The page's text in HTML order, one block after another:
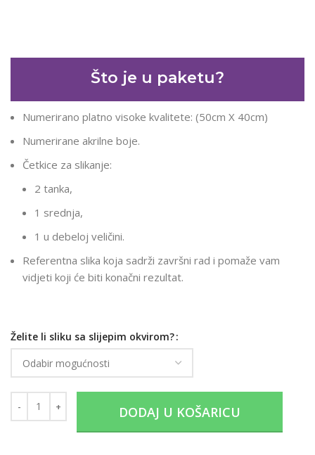
Što je u paketu?
Numerirano platno visoke kvalitete: (50cm X 40cm)
Numerirane akrilne boje.
Četkice za slikanje:
2 tanka,
1 srednja,
1 u debeloj veličini.
Referentna slika koja sadrži završni rad i pomaže vam
vidjeti koji će biti konačni rezultat.
Želite li sliku sa slijepim okvirom?
DODAJ U KOŠARICU